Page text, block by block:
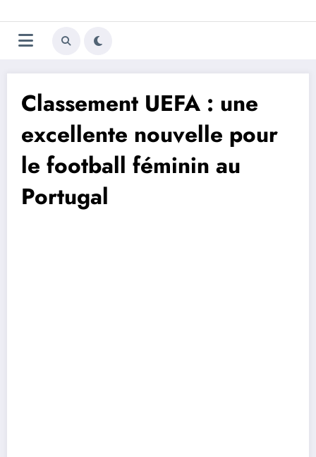
au
contenu
Trivela
L'actualité du football
Classement UEFA : une
excellente nouvelle pour
le football féminin au
Portugal